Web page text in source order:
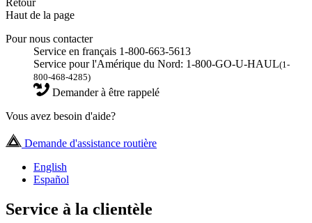
Retour
Haut de la page
Pour nous contacter
Service en français 1-800-663-5613
Service pour l'Amérique du Nord: 1-800-GO-U-HAUL(1-
800-468-4285)
Demander à être rappelé
Vous avez besoin d'aide?
Demande d'assistance routière
English
Español
Service à la clientèle